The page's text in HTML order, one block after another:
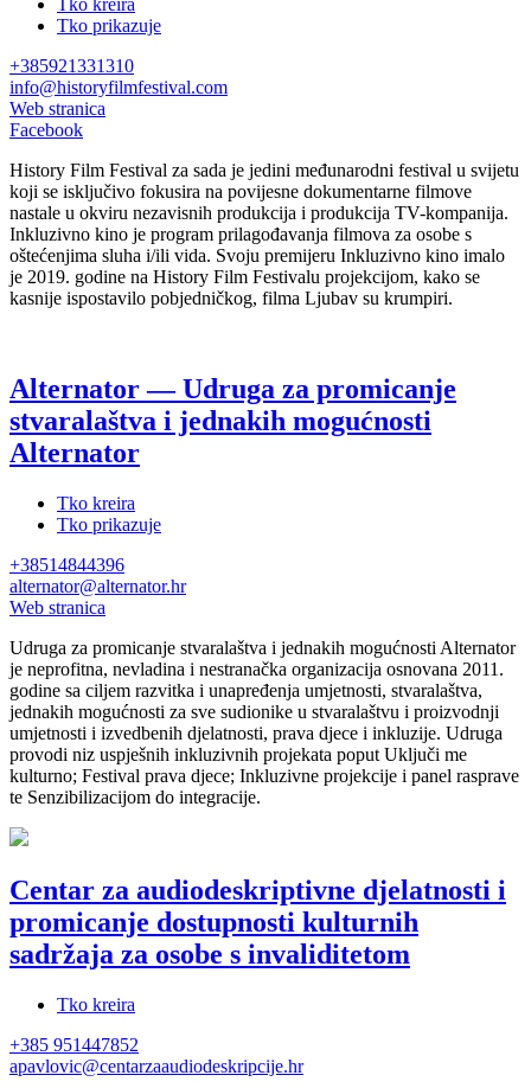
Tko kreira
Tko prikazuje
+385921331310
info@historyfilmfestival.com
Web stranica
Facebook
History Film Festival za sada je jedini međunarodni festival u svijetu
koji se isključivo fokusira na povijesne dokumentarne filmove
nastale u okviru nezavisnih produkcija i produkcija TV-kompanija.
Inkluzivno kino je program prilagođavanja filmova za osobe s
oštećenjima sluha i/ili vida. Svoju premijeru Inkluzivno kino imalo
je 2019. godine na History Film Festivalu projekcijom, kako se
kasnije ispostavilo pobjedničkog, filma Ljubav su krumpiri.
Alternator — Udruga za promicanje
stvaralaštva i jednakih mogućnosti
Alternator
Tko kreira
Tko prikazuje
+38514844396
alternator@alternator.hr
Web stranica
Udruga za promicanje stvaralaštva i jednakih mogućnosti Alternator
je neprofitna, nevladina i nestranačka organizacija osnovana 2011.
godine sa ciljem razvitka i unapređenja umjetnosti, stvaralaštva,
jednakih mogućnosti za sve sudionike u stvaralaštvu i proizvodnji
umjetnosti i izvedbenih djelatnosti, prava djece i inkluzije. Udruga
provodi niz uspješnih inkluzivnih projekata poput Uključi me
kulturno; Festival prava djece; Inkluzivne projekcije i panel rasprave
te Senzibilizacijom do integracije.
Centar za audiodeskriptivne djelatnosti i
promicanje dostupnosti kulturnih
sadržaja za osobe s invaliditetom
Tko kreira
+385 951447852
apavlovic@centarzaaudiodeskripcije.hr